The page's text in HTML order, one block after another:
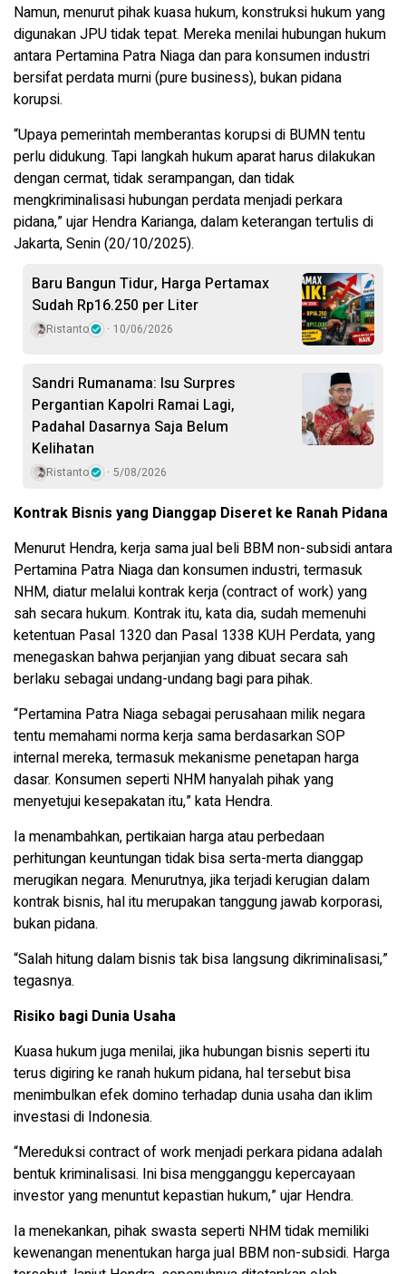
Namun, menurut pihak kuasa hukum, konstruksi hukum yang
digunakan JPU tidak tepat. Mereka menilai hubungan hukum
antara Pertamina Patra Niaga dan para konsumen industri
bersifat perdata murni (pure business), bukan pidana
korupsi.
“Upaya pemerintah memberantas korupsi di BUMN tentu
perlu didukung. Tapi langkah hukum aparat harus dilakukan
dengan cermat, tidak serampangan, dan tidak
mengkriminalisasi hubungan perdata menjadi perkara
pidana,” ujar Hendra Karianga, dalam keterangan tertulis di
Jakarta, Senin (20/10/2025).
Baru Bangun Tidur, Harga Pertamax
Sudah Rp16.250 per Liter
Ristanto 10/06/2026
Sandri Rumanama: Isu Surpres
Pergantian Kapolri Ramai Lagi,
Padahal Dasarnya Saja Belum
Kelihatan
Ristanto 5/08/2026
Kontrak Bisnis yang Dianggap Diseret ke Ranah Pidana
Menurut Hendra, kerja sama jual beli BBM non-subsidi antara
Pertamina Patra Niaga dan konsumen industri, termasuk
NHM, diatur melalui kontrak kerja (contract of work) yang
sah secara hukum. Kontrak itu, kata dia, sudah memenuhi
ketentuan Pasal 1320 dan Pasal 1338 KUH Perdata, yang
menegaskan bahwa perjanjian yang dibuat secara sah
berlaku sebagai undang-undang bagi para pihak.
“Pertamina Patra Niaga sebagai perusahaan milik negara
tentu memahami norma kerja sama berdasarkan SOP
internal mereka, termasuk mekanisme penetapan harga
dasar. Konsumen seperti NHM hanyalah pihak yang
menyetujui kesepakatan itu,” kata Hendra.
Ia menambahkan, pertikaian harga atau perbedaan
perhitungan keuntungan tidak bisa serta-merta dianggap
merugikan negara. Menurutnya, jika terjadi kerugian dalam
kontrak bisnis, hal itu merupakan tanggung jawab korporasi,
bukan pidana.
“Salah hitung dalam bisnis tak bisa langsung dikriminalisasi,”
tegasnya.
Risiko bagi Dunia Usaha
Kuasa hukum juga menilai, jika hubungan bisnis seperti itu
terus digiring ke ranah hukum pidana, hal tersebut bisa
menimbulkan efek domino terhadap dunia usaha dan iklim
investasi di Indonesia.
“Mereduksi contract of work menjadi perkara pidana adalah
bentuk kriminalisasi. Ini bisa mengganggu kepercayaan
investor yang menuntut kepastian hukum,” ujar Hendra.
Ia menekankan, pihak swasta seperti NHM tidak memiliki
kewenangan menentukan harga jual BBM non-subsidi. Harga